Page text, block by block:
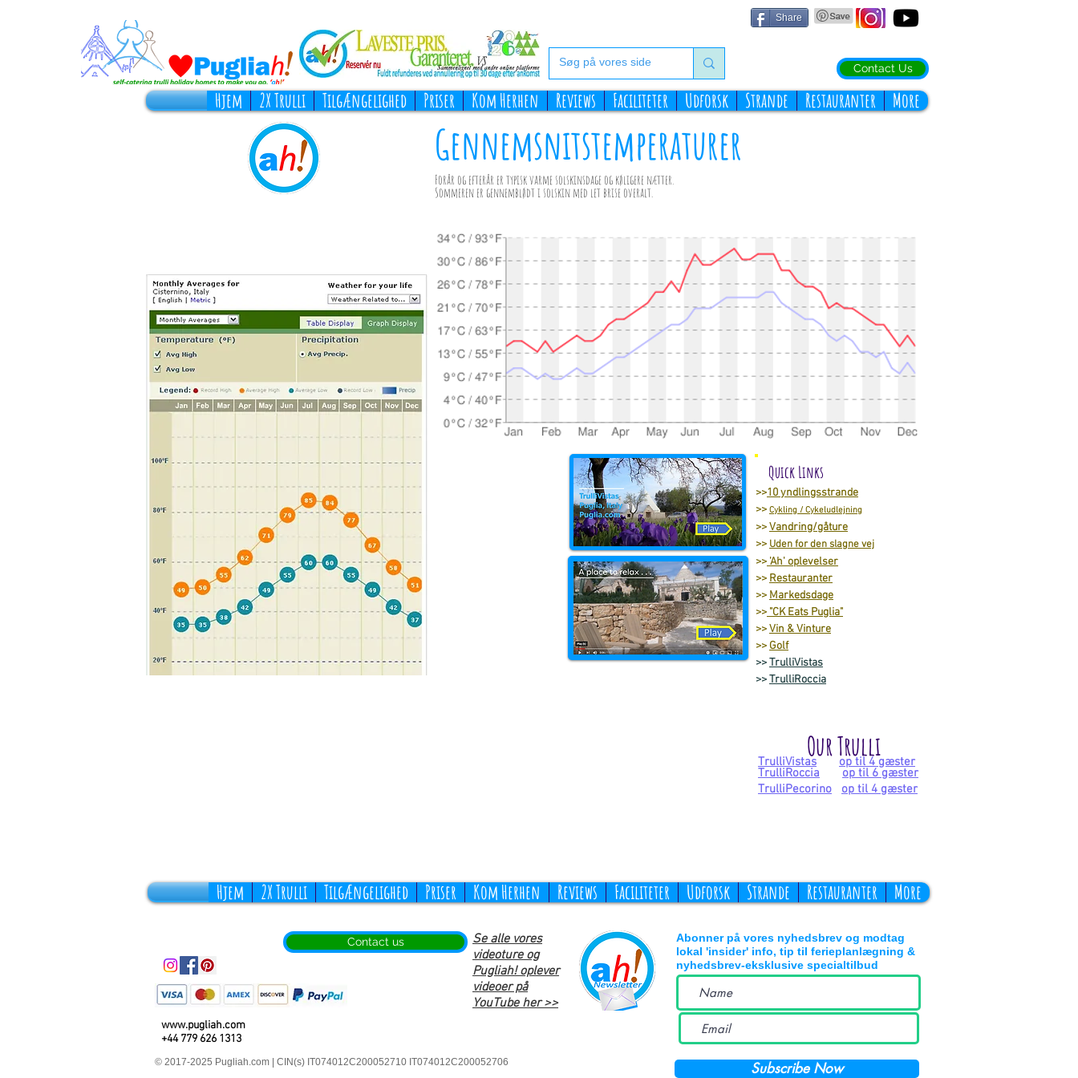
Share
Contact Us
Hjem 2X Trulli Tilgængelighed Priser Kom Herhen Reviews Faciliteter Udforsk Strande Restauranter More
Gennemsnitstemperaturer
Forår og efterår er typisk varme solskinsdage og køligere nætter.
Sommeren er gennemblødt i solskin med let brise overalt.
Quick Links
>>10 yndlingsstrande
>> Cykling / Cykeludlejning
>>Vandring/gåture
>> Uden for den slagne vej
>> 'Ah' oplevelser
>> Restauranter
>> Markedsdage
>> "CK Eats Puglia"
>>Vin & Vinture
>> Golf
>>TrulliVistas
>>TrulliRoccia
Our Trulli
TrulliVistas op til 4 gæster
TrulliRoccia
op til 6 gæster
TrulliPecorino
op til 4 gæster
Hjem 2X Trulli Tilgængelighed Priser Kom Herhen Reviews Faciliteter Udforsk Strande Restauranter More
Se alle vores
videoture og
Pugliah! oplever
videoer på
YouTube her >>
Contact us
www.pugliah.com
+44 779 626 1313
© 2017-2025 Pugliah.com | CIN(s) IT074012C200052710 IT074012C200052706
Abonner på vores nyhedsbrev og modtag
lokal 'insider' info, tip til ferieplanlægning &
nyhedsbrev-eksklusive specialtilbud
Subscribe Now